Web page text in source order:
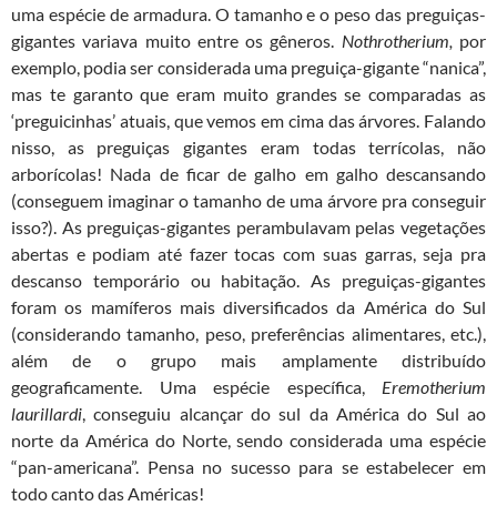
uma espécie de armadura. O tamanho e o peso das preguiças-
gigantes variava muito entre os gêneros. Nothrotherium, por
exemplo, podia ser considerada uma preguiça-gigante “nanica”,
mas te garanto que eram muito grandes se comparadas as
‘preguicinhas’ atuais, que vemos em cima das árvores. Falando
nisso, as preguiças gigantes eram todas terrícolas, não
arborícolas! Nada de ficar de galho em galho descansando
(conseguem imaginar o tamanho de uma árvore pra conseguir
isso?). As preguiças-gigantes perambulavam pelas vegetações
abertas e podiam até fazer tocas com suas garras, seja pra
descanso temporário ou habitação. As preguiças-gigantes
foram os mamíferos mais diversificados da América do Sul
(considerando tamanho, peso, preferências alimentares, etc.),
além de o grupo mais amplamente distribuído
geograficamente. Uma espécie específica, Eremotherium
laurillardi, conseguiu alcançar do sul da América do Sul ao
norte da América do Norte, sendo considerada uma espécie
“pan-americana”. Pensa no sucesso para se estabelecer em
todo canto das Américas!